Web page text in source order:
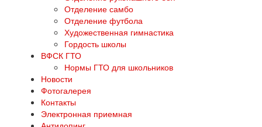
Отделение самбо
Отделение футбола
Художественная гимнастика
Гордость школы
ВФСК ГТО
Нормы ГТО для школьников
Новости
Фотогалерея
Контакты
Электронная приемная